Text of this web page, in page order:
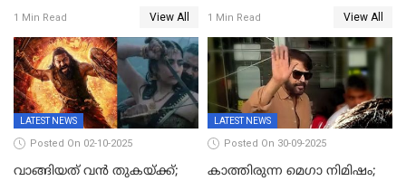
നടി ദിവ്യ ഉണ്ണിയല്ലെന്നും
സമൂഹമാധ്യമത്തിൽ കുറിപ്പ്
1 Min Read View All
കണ്ടെത്തൽ
1 Min Read View All
LATEST NEWS
Posted On 02-10-2025
വാങ്ങിയത് വൻ തുകയ്ക്ക്;
LATEST NEWS
Posted On 30-09-2025
കാത്തിരുന്ന മെഗാ നിമിഷം;